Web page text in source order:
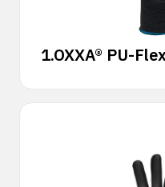
1.OXXA® PU-